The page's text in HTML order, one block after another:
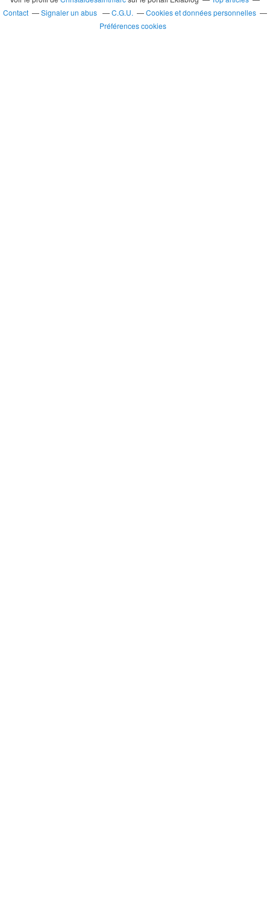
Contact
Signaler un abus C.G.U.
Cookies et données personnelles
Préférences cookies